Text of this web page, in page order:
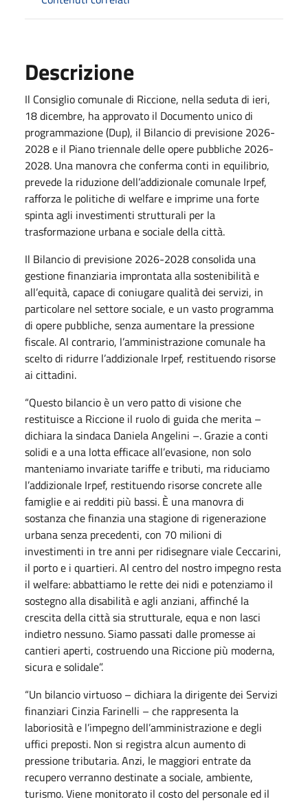
Descrizione
Il Consiglio comunale di Riccione, nella seduta di ieri,
18 dicembre, ha approvato il Documento unico di
programmazione (Dup), il Bilancio di previsione 2026-
2028 e il Piano triennale delle opere pubbliche 2026-
2028. Una manovra che conferma conti in equilibrio,
prevede la riduzione dell’addizionale comunale Irpef,
rafforza le politiche di welfare e imprime una forte
spinta agli investimenti strutturali per la
trasformazione urbana e sociale della città.
Il Bilancio di previsione 2026-2028 consolida una
gestione finanziaria improntata alla sostenibilità e
all’equità, capace di coniugare qualità dei servizi, in
particolare nel settore sociale, e un vasto programma
di opere pubbliche, senza aumentare la pressione
fiscale. Al contrario, l’amministrazione comunale ha
scelto di ridurre l’addizionale Irpef, restituendo risorse
ai cittadini.
“Questo bilancio è un vero patto di visione che
restituisce a Riccione il ruolo di guida che merita –
dichiara la sindaca Daniela Angelini –. Grazie a conti
solidi e a una lotta efficace all’evasione, non solo
manteniamo invariate tariffe e tributi, ma riduciamo
l’addizionale Irpef, restituendo risorse concrete alle
famiglie e ai redditi più bassi. È una manovra di
sostanza che finanzia una stagione di rigenerazione
urbana senza precedenti, con 70 milioni di
investimenti in tre anni per ridisegnare viale Ceccarini,
il porto e i quartieri. Al centro del nostro impegno resta
il welfare: abbattiamo le rette dei nidi e potenziamo il
sostegno alla disabilità e agli anziani, affinché la
crescita della città sia strutturale, equa e non lasci
indietro nessuno. Siamo passati dalle promesse ai
cantieri aperti, costruendo una Riccione più moderna,
sicura e solidale”.
“Un bilancio virtuoso – dichiara la dirigente dei Servizi
finanziari Cinzia Farinelli – che rappresenta la
laboriosità e l’impegno dell’amministrazione e degli
uffici preposti. Non si registra alcun aumento di
pressione tributaria. Anzi, le maggiori entrate da
recupero verranno destinate a sociale, ambiente,
turismo. Viene monitorato il costo del personale ed il